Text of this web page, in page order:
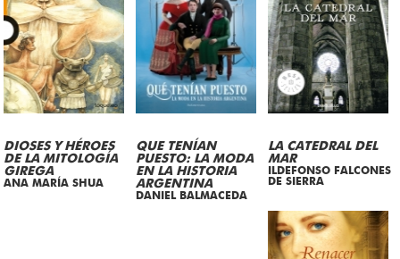
DIOSES Y HÉROES
DE LA MITOLOGÍA
GIREGA
ANA MARÍA SHUA
QUE TENÍAN
PUESTO: LA MODA
EN LA HISTORIA
ARGENTINA
DANIEL BALMACEDA
LA CATEDRAL DEL
MAR
ILDEFONSO FALCONES
DE SIERRA